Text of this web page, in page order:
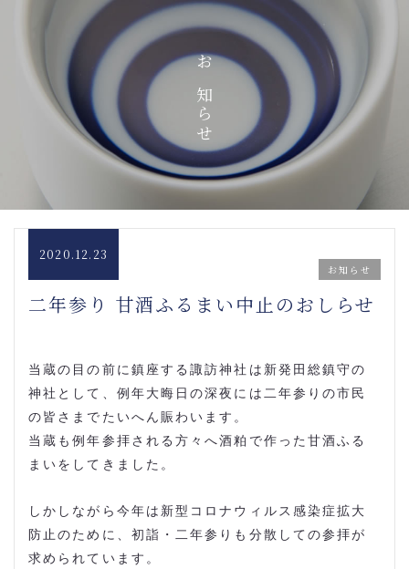
お知らせ
2020.12.23
お知らせ
二年参り 甘酒ふるまい中止のおしらせ
当蔵の目の前に鎮座する諏訪神社は新発田総鎮守の
神社として、例年大晦日の深夜には二年参りの市民
の皆さまでたいへん賑わいます。
当蔵も例年参拝される方々へ酒粕で作った甘酒ふる
まいをしてきました。
しかしながら今年は新型コロナウィルス感染症拡大
防止のために、初詣・二年参りも分散しての参拝が
求められています。